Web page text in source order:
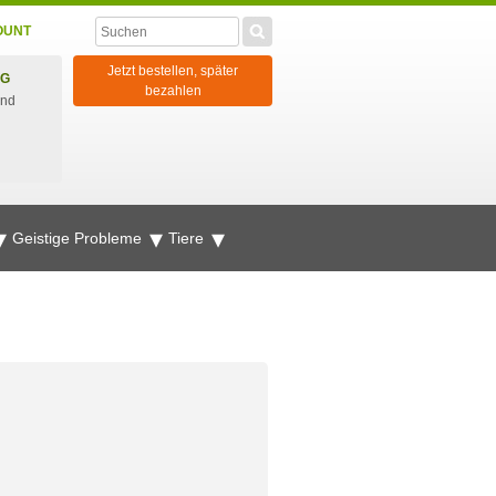
Jetzt bestellen, später
bezahlen
Geistige Probleme Tiere